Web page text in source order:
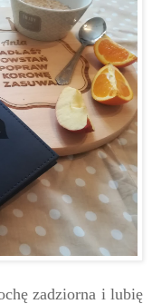
zadziorna i lubię